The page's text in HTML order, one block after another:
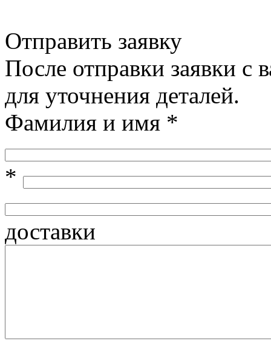
Отправить заявку
После отправки заявки с
для уточнения деталей.
Фамилия и имя *
*
доставки